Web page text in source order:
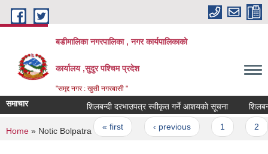
Skip to main content
बडीमालिका नगरपालिका , नगर कार्यपालिकाको
कार्यालय ,सुदुर पश्चिम प्रदेश
"समृद्द नगर : खुसी नगरबासी "
समाचार शिलबन्दी दरभाउपत्र स्वीकृत गर्ने आशयको सूचना
Pages
« first ‹ previous
You are here
Home » Notic Bolpatra